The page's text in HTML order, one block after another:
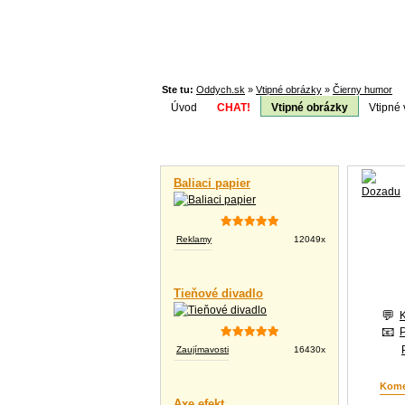
Ste tu: Oddych.sk » Vtipné obrázky » Čierny humor
Úvod CHAT! Vtipné obrázky Vtipné
Baliaci papier
Reklamy 12049x
Tieňové divadlo
Zaujímavosti 16430x